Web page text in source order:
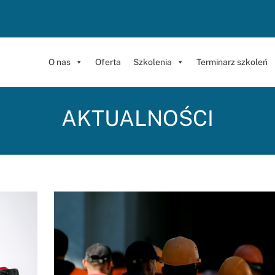
O nas Oferta Szkolenia Terminarz szkoleń
AKTUALNOŚCI